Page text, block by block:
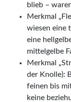
blieb –
Merkmal
wiesen eine
eine
mittelgelbe
Merkmal
der Knolle):
feinen bis
keine